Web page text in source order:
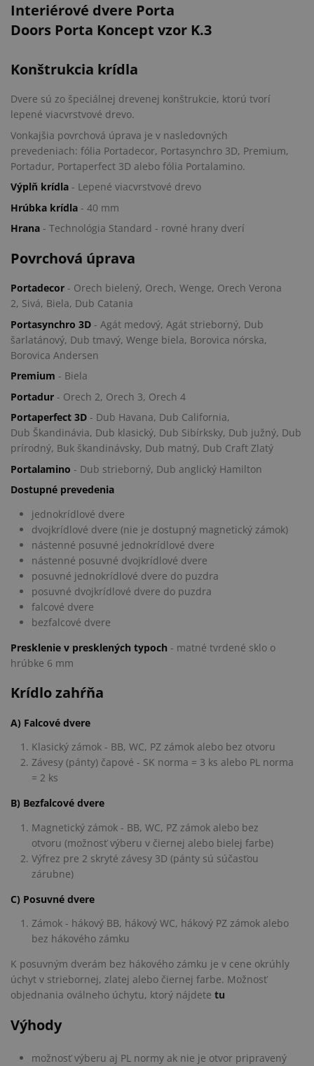
Interiérové dvere Porta
Doors Porta Koncept vzor K.3
Konštrukcia krídla
Dvere sú zo špeciálnej drevenej konštrukcie, ktorú tvorí
lepené viacvrstvové drevo.
Vonkajšia povrchová úprava je v nasledovných
prevedeniach: fólia Portadecor, Portasynchro 3D, Premium,
Portadur, Portaperfect 3D alebo fólia Portalamino.
Výplň krídla - Lepené viacvrstvové drevo
Hrúbka krídla - 40 mm
Hrana - Technológia Standard - rovné hrany dverí
Povrchová úprava
Portadecor - Orech bielený, Orech, Wenge, Orech Verona
2, Sivá, Biela, Dub Catania
Portasynchro 3D - Agát medový, Agát strieborný, Dub
šarlatánový, Dub tmavý, Wenge biela, Borovica nórska,
Borovica Andersen
Premium - Biela
Portadur - Orech 2, Orech 3, Orech 4
Portaperfect 3D - Dub Havana, Dub California,
Dub Škandinávia, Dub klasický, Dub Sibírksky, Dub južný, Dub
prírodný, Buk škandinávsky, Dub matný, Dub Craft Zlatý
Portalamino - Dub strieborný, Dub anglický Hamilton
Dostupné prevedenia
jednokrídlové dvere
dvojkrídlové dvere (nie je dostupný magnetický zámok)
nástenné posuvné jednokrídlové dvere
nástenné posuvné dvojkrídlové dvere
posuvné jednokrídlové dvere do puzdra
posuvné dvojkrídlové dvere do puzdra
falcové dvere
bezfalcové dvere
Presklenie v presklených typoch - matné tvrdené sklo o
hrúbke 6 mm
Krídlo zahŕňa
A) Falcové dvere
Klasický zámok - BB, WC, PZ zámok alebo bez otvoru
Závesy (pánty) čapové - SK norma = 3 ks alebo PL norma
= 2 ks
B) Bezfalcové dvere
Magnetický zámok - BB, WC, PZ zámok alebo bez
otvoru (možnosť výberu v čiernej alebo bielej farbe)
Výfrez pre 2 skryté závesy 3D (pánty sú súčasťou
zárubne)
C) Posuvné dvere
Zámok - hákový BB, hákový WC, hákový PZ zámok alebo
bez hákového zámku
K posuvným dverám bez hákového zámku je v cene okrúhly
úchyt v striebornej, zlatej alebo čiernej farbe. Možnosť
objednania oválneho úchytu, ktorý nájdete tu
Výhody
možnosť výberu aj PL normy ak nie je otvor pripravený